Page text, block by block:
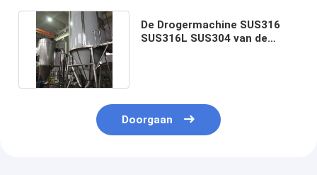
De Drogermachine SUS316
SUS316L SUS304 van de
Doorgaan